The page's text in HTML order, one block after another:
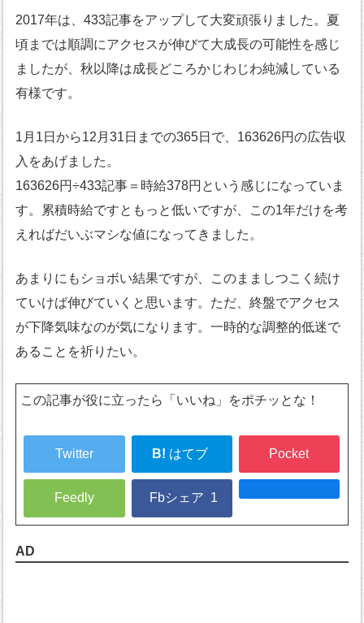
2017年は、433記事をアップして大変頑張りました。夏
頃までは順調にアクセスが伸びて大成長の可能性を感じ
ましたが、秋以降は成長どころかじわじわ純減している
有様です。
1月1日から12月31日までの365日で、163626円の広告収
入をあげました。
163626円÷433記事＝時給378円という感じになっていま
す。累積時給ですともっと低いですが、この1年だけを考
えればだいぶマシな値になってきました。
あまりにもショボい結果ですが、このまましつこく続け
ていけば伸びていくと思います。ただ、終盤でアクセス
が下降気味なのが気になります。一時的な調整的低迷で
あることを祈りたい。
この記事が役に立ったら「いいね」をポチッとな！
Twitter B! はてブ Pocket
Feedly Fbシェア 1
AD